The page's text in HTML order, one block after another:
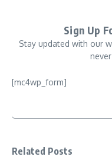
Sign Up
Stay updated with our
[mc4wp_form]
Related Posts